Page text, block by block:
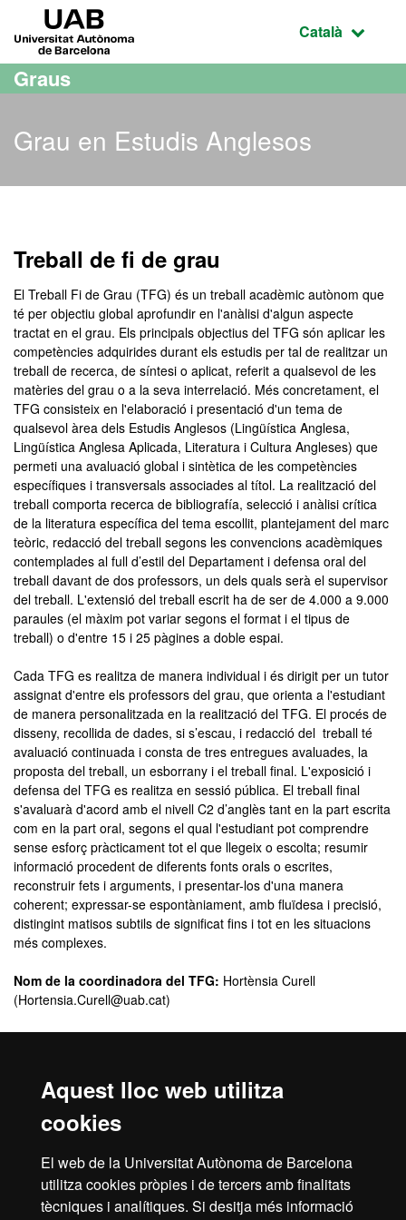
Aquest lloc web utilitza
cookies
El web de la Universitat Autònoma de Barcelona
utilitza cookies pròpies i de tercers amb finalitats
tècniques i analítiques. Si desitja més informació
Ves al contingut principal
Ves a la navegació de la pàgina
Idioma
Català
Graus
Grau en Estudis Anglesos
Treball de fi de grau
El Treball Fi de Grau (TFG) és un treball acadèmic autònom que
té per objectiu global aprofundir en l'anàlisi d'algun aspecte
tractat en el grau. Els principals objectius del TFG són aplicar les
competències adquirides durant els estudis per tal de realitzar un
treball de recerca, de síntesi o aplicat, referit a qualsevol de les
matèries del grau o a la seva interrelació. Més concretament, el
TFG consisteix en l'elaboració i presentació d'un tema de
qualsevol àrea dels Estudis Anglesos (Lingüística Anglesa,
Lingüística Anglesa Aplicada, Literatura i Cultura Angleses) que
permeti una avaluació global i sintètica de les competències
específiques i transversals associades al títol. La realització del
treball comporta recerca de bibliografía, selecció i anàlisi crítica
de la literatura específica del tema escollit, plantejament del marc
teòric, redacció del treball segons les convencions acadèmiques
contemplades al full d’estil del Departament i defensa oral del
treball davant de dos professors, un dels quals serà el supervisor
del treball. L'extensió del treball escrit ha de ser de 4.000 a 9.000
paraules (el màxim pot variar segons el format i el tipus de
treball) o d'entre 15 i 25 pàgines a doble espai.
Cada TFG es realitza de manera individual i és dirigit per un tutor
assignat d'entre els professors del grau, que orienta a l'estudiant
de manera personalitzada en la realització del TFG. El procés de
disseny, recollida de dades, si s’escau, i redacció del treball té
avaluació continuada i consta de tres entregues avaluades, la
proposta del treball, un esborrany i el treball final. L'exposició i
defensa del TFG es realitza en sessió pública. El treball final
s'avaluarà d'acord amb el nivell C2 d’anglès tant en la part escrita
com en la part oral, segons el qual l'estudiant pot comprendre
sense esforç pràcticament tot el que llegeix o escolta; resumir
informació procedent de diferents fonts orals o escrites,
reconstruir fets i arguments, i presentar-los d'una manera
coherent; expressar-se espontàniament, amb fluïdesa i precisió,
distingint matisos subtils de significat fins i tot en les situacions
més complexes.
Nom de la coordinadora del TFG: Hortènsia Curell
(Hortensia.Curell@uab.cat)
Guia Docent
millor valoració al Dipòsit Digital de Documents
Els criteris d’assignació de tema i de tutor/a, el calendari
d’entregues, el tipus de seguiment del treball realitzat i l’avaluació
directrius establertes en elProtocol per al Treball Final de Grau
de la Facultat de Filosofia i Lletres.